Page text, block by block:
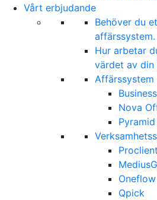
Vårt erbjudande
Behöver du
affärssystem.
Hur arbetar
värdet av din
Affärssystem
Nova
Oneflow
Qpick